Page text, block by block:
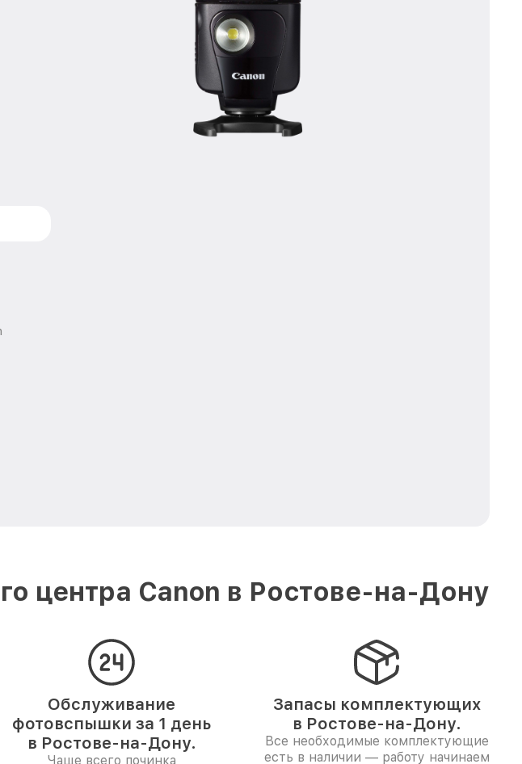
центра Canon в Ростове-на-Дону
Обслуживание
фотовспышки за 1 день
в Ростове-на-Дону.
Чаще всего починка
Запасы комплектующих
в Ростове-на-Дону.
Все необходимые комплектующие
есть в наличии — работу начинаем